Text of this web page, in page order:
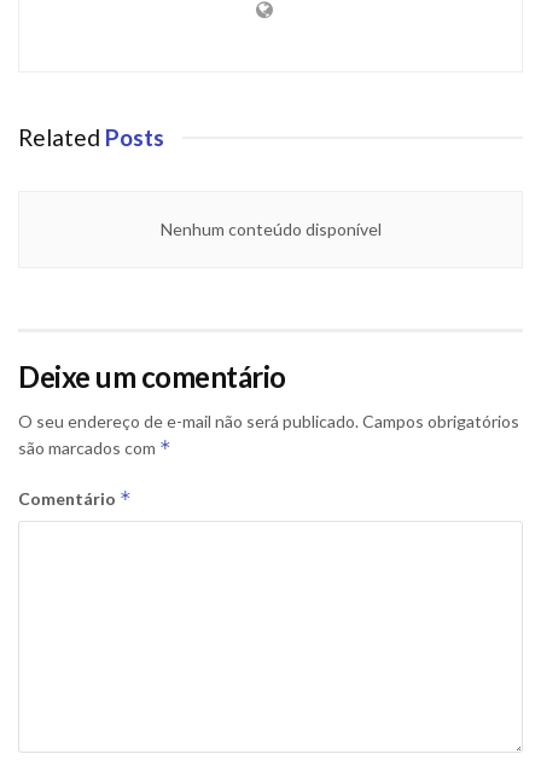
Related Posts
Nenhum conteúdo disponível
Deixe um comentário
O seu endereço de e-mail não será publicado. Campos obrigatórios
são marcados com *
Comentário *